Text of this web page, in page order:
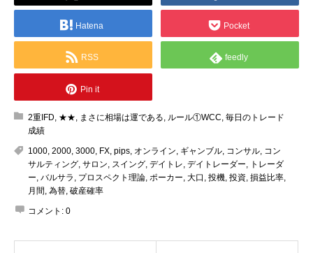
Hatena Pocket
RSS feedly
Pin it
2重IFD, ★★, まさに相場は運である, ルール①WCC, 毎日のトレード
成績
1000, 2000, 3000, FX, pips, オンライン, ギャンブル, コンサル, コン
サルティング, サロン, スイング, デイトレ, デイトレーダー, トレーダ
ー, バルサラ , プロスペクト理論, ポーカー, 大口 , 投機, 投資, 損益比率,
月間, 為替, 破産確率
コメント: 0